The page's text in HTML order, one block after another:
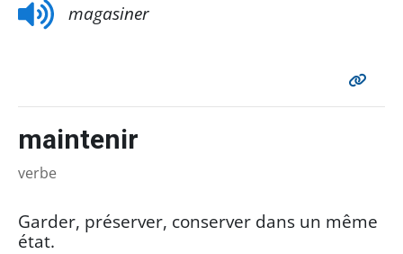
magasiner
maintenir
verbe
Garder, préserver, conserver dans un même
état.